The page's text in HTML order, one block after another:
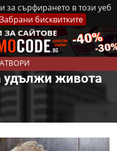
за сърфирането в този уеб
Забрани бисквитките
Реклама Контакти
удължи живота